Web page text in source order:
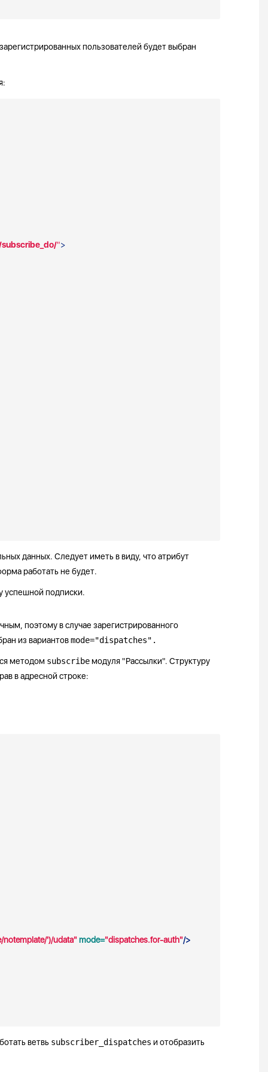
пользователей будет выбран
">
данных. Следует иметь в виду, что атрибут
работать не будет.
успешной подписки.
поэтому в случае зарегистрированного
из вариантовmode="dispatches".
методом subscribeмодуля "Рассылки". Структуру
в адресной строке:
')/udata" mode="dispatches.for-auth"/>
ветвь subscriber_dispatches и отобразить